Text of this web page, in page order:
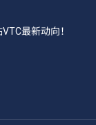
最新动向！